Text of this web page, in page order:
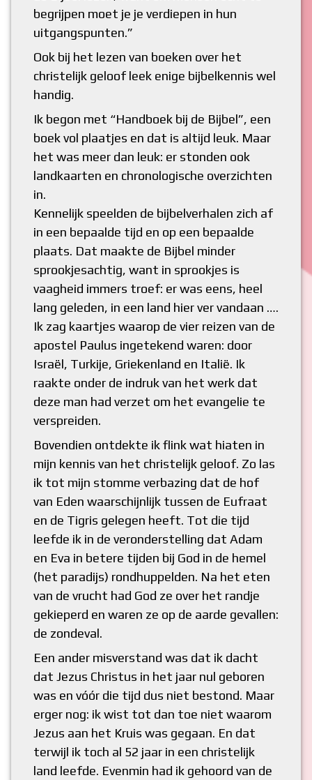
begrijpen moet je je verdiepen in hun
uitgangspunten.”
Ook bij het lezen van boeken over het
christelijk geloof leek enige bijbelkennis wel
handig.
Ik begon met “Handboek bij de Bijbel”, een
boek vol plaatjes en dat is altijd leuk. Maar
het was meer dan leuk: er stonden ook
landkaarten en chronologische overzichten
in.
Kennelijk speelden de bijbelverhalen zich af
in een bepaalde tijd en op een bepaalde
plaats. Dat maakte de Bijbel minder
sprookjesachtig, want in sprookjes is
vaagheid immers troef: er was eens, heel
lang geleden, in een land hier ver vandaan ….
Ik zag kaartjes waarop de vier reizen van de
apostel Paulus ingetekend waren: door
Israël, Turkije, Griekenland en Italië. Ik
raakte onder de indruk van het werk dat
deze man had verzet om het evangelie te
verspreiden.
Bovendien ontdekte ik flink wat hiaten in
mijn kennis van het christelijk geloof. Zo las
ik tot mijn stomme verbazing dat de hof
van Eden waarschijnlijk tussen de Eufraat
en de Tigris gelegen heeft. Tot die tijd
leefde ik in de veronderstelling dat Adam
en Eva in betere tijden bij God in de hemel
(het paradijs) rondhuppelden. Na het eten
van de vrucht had God ze over het randje
gekieperd en waren ze op de aarde gevallen:
de zondeval.
Een ander misverstand was dat ik dacht
dat Jezus Christus in het jaar nul geboren
was en vóór die tijd dus niet bestond. Maar
erger nog: ik wist tot dan toe niet waarom
Jezus aan het Kruis was gegaan. En dat
terwijl ik toch al 52 jaar in een christelijk
land leefde. Evenmin had ik gehoord van de